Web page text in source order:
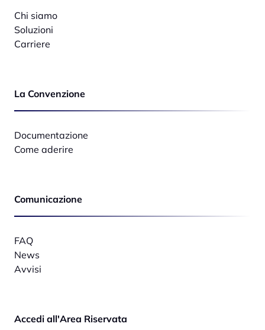
Chi siamo
Soluzioni
Carriere
La Convenzione
Documentazione
Come aderire
Comunicazione
FAQ
News
Avvisi
Accedi all'Area Riservata